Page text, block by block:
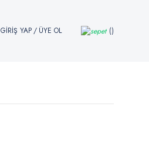
GİRİŞ YAP/ ÜYE OL